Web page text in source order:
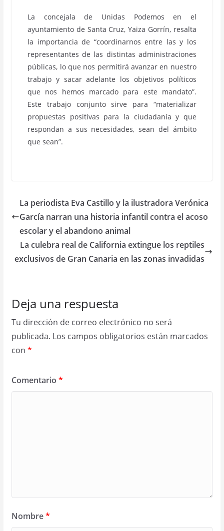
La concejala de Unidas Podemos en el
ayuntamiento de Santa Cruz, Yaiza Gorrín, resalta
la importancia de “coordinarnos entre las y los
representantes de las distintas administraciones
públicas, lo que nos permitirá avanzar en nuestro
trabajo y sacar adelante los objetivos políticos
que nos hemos marcado para este mandato”.
Este trabajo conjunto sirve para “materializar
propuestas positivas para la ciudadanía y que
respondan a sus necesidades, sean del ámbito
que sean”.
La periodista Eva Castillo y la ilustradora Verónica
García narran una historia infantil contra el acoso
escolar y el abandono animal
La culebra real de California extingue los reptiles
exclusivos de Gran Canaria en las zonas invadidas
Deja una respuesta
Tu dirección de correo electrónico no será
publicada. Los campos obligatorios están marcados
con *
Comentario *
Nombre*